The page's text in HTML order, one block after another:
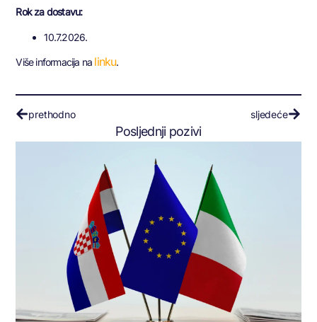
Rok za dostavu:
10.7.2026.
Više informacija na linku.
prethodno sljedeće
Posljednji pozivi